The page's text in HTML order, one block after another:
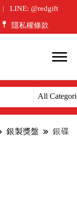
LINE: @redgift
隱私權條款
銀製獎盤 銀碟